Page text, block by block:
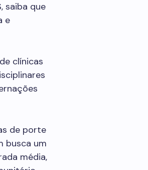
saiba que
e
clínicas
de porte
busca um
média,